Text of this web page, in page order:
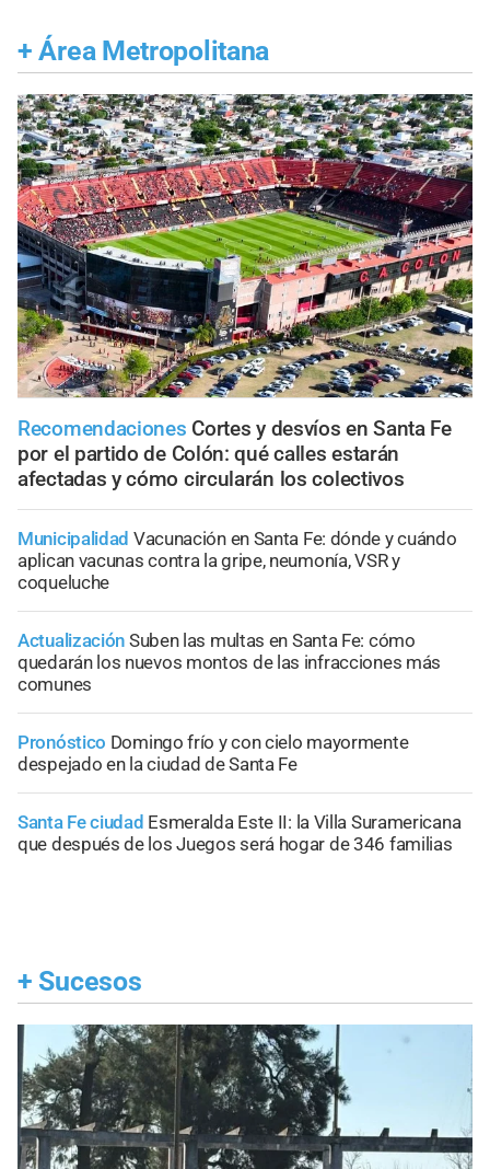
+ Área Metropolitana
Recomendaciones Cortes y desvíos en Santa Fe
por el partido de Colón: qué calles estarán
afectadas y cómo circularán los colectivos
Municipalidad Vacunación en Santa Fe: dónde y cuándo
aplican vacunas contra la gripe, neumonía, VSR y
coqueluche
Actualización Suben las multas en Santa Fe: cómo
quedarán los nuevos montos de las infracciones más
comunes
Pronóstico Domingo frío y con cielo mayormente
despejado en la ciudad de Santa Fe
Santa Fe ciudad Esmeralda Este II: la Villa Suramericana
que después de los Juegos será hogar de 346 familias
+ Sucesos